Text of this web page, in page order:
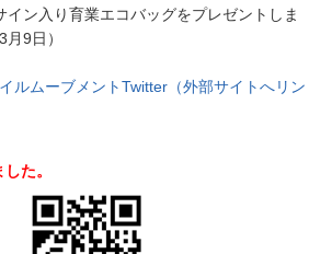
イン入り育業エコバッグをプレゼントしま
9日）
ルムーブメントTwitter（外部サイトへリン
た。